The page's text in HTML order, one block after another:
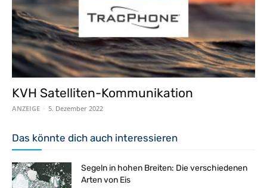
KVH Satelliten-Kommunikation
ANZEIGE - 5. Dezember 2022
Das könnte dich auch interessieren
Segeln in hohen Breiten: Die verschiedenen
Arten von Eis